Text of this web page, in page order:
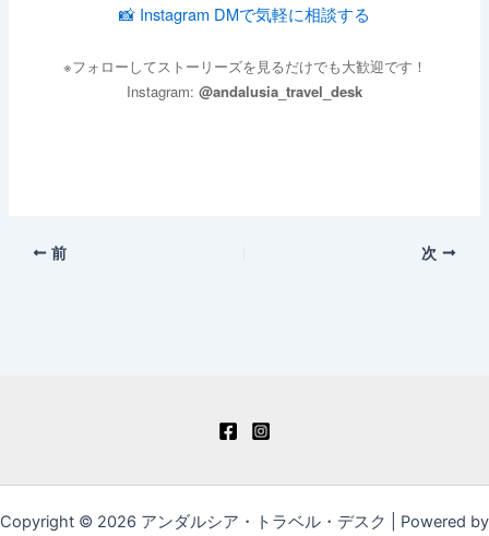
📸 Instagram DMで気軽に相談する
※フォローしてストーリーズを見るだけでも大歓迎です！
Instagram: @andalusia_travel_desk
前 次
Copyright © 2026 アンダルシア・トラベル・デスク | Powered by